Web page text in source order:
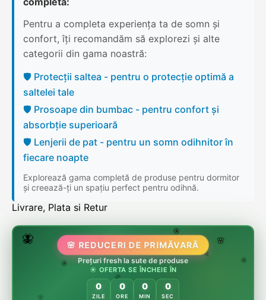
Pentru a completa experiența ta de somn și
confort, îți recomandăm să explorezi și alte
categorii din gama noastră:
🛡️ Protecții saltea - pentru o protecție optimă a
saltelei tale
🛡️ Prosoape din bumbac - pentru confort și
absorbție superioară
🛡️ Lenjerii de pat - pentru un somn odihnitor în
fiecare noapte
Explorează gama completă de produse pentru dormitor
și creează-ți un spațiu perfect pentru odihnă.
Livrare, Plata si Retur
🌸
🌿
🌸
🏵️
🌿
🌸
🌷
🦋 🌸 REDUCERI DE PRIMĂVARĂ
Prețuri fresh la sute de produse
☀️ OFERTA SE ÎNCHEIE ÎN
0
ZILE
0
ORE
0
MIN
0
SEC